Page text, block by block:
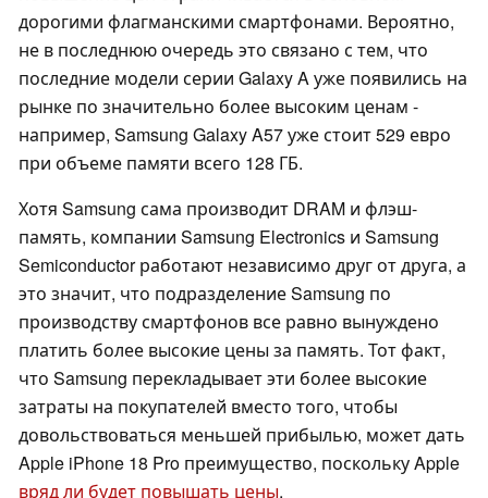
дорогими флагманскими смартфонами. Вероятно,
не в последнюю очередь это связано с тем, что
последние модели серии Galaxy A уже появились на
рынке по значительно более высоким ценам -
например, Samsung Galaxy A57 уже стоит 529 евро
при объеме памяти всего 128 ГБ.
Хотя Samsung сама производит DRAM и флэш-
память, компании Samsung Electronics и Samsung
Semiconductor работают независимо друг от друга, а
это значит, что подразделение Samsung по
производству смартфонов все равно вынуждено
платить более высокие цены за память. Тот факт,
что Samsung перекладывает эти более высокие
затраты на покупателей вместо того, чтобы
довольствоваться меньшей прибылью, может дать
Apple iPhone 18 Pro преимущество, поскольку Apple
вряд ли будет повышать цены.